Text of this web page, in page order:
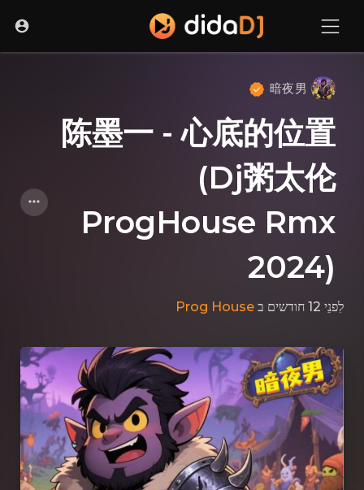
暗夜男
陈墨一 - 心底的位置
(Dj粥太伦
ProgHouse Rmx
2024)
לִפנֵי 12 חודשים ב Prog House